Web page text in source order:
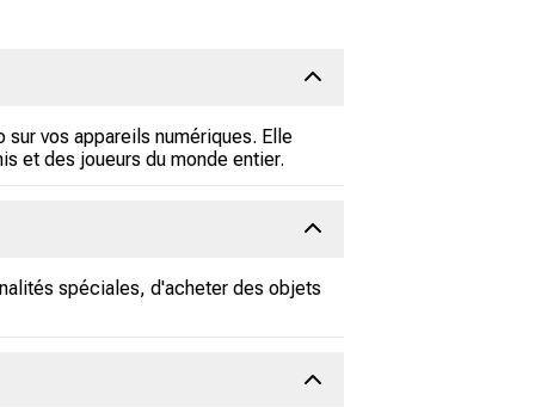
vos appareils numériques. Elle
et des joueurs du monde entier.
spéciales, d'acheter des objets